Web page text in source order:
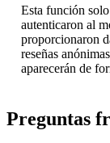
Esta función
autenticaron al
proporcionaron
reseñas
aparecerán de
Preguntas